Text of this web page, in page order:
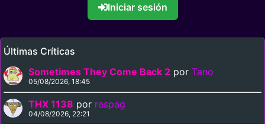
Iniciar sesión
Últimas Críticas
Sometimes They Come Back 2 por Tano
05/08/2026, 18:45
THX 1138 por respag
04/08/2026, 22:21